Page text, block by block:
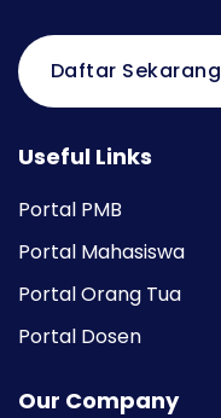
Daftar Sekarang
Useful Links
Portal PMB
Portal Mahasiswa
Portal Orang Tua
Portal Dosen
Our Company